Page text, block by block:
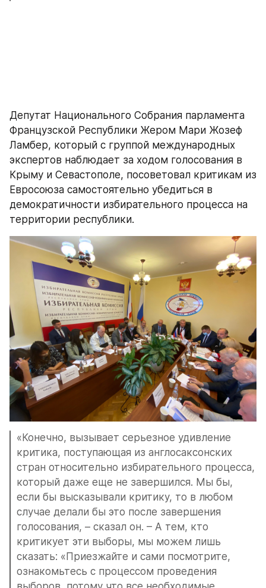
Депутат Национального Собрания парламента
Французской Республики Жером Мари Жозеф
Ламбер, который с группой международных
экспертов наблюдает за ходом голосования в
Крыму и Севастополе, посоветовал критикам из
Евросоюза самостоятельно убедиться в
демократичности избирательного процесса на
территории республики.
«Конечно, вызывает серьезное удивление
критика, поступающая из англосаксонских
стран относительно избирательного процесса,
который даже еще не завершился. Мы бы,
если бы высказывали критику, то в любом
случае делали бы это после завершения
голосования, – сказал он. – А тем, кто
критикует эти выборы, мы можем лишь
сказать: «Приезжайте и сами посмотрите,
ознакомьтесь с процессом проведения